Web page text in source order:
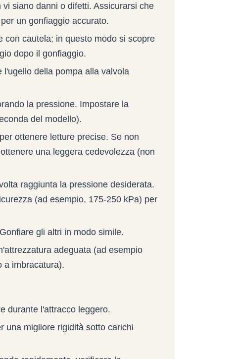
vi siano danni o difetti. Assicurarsi che
un gonfiaggio accurato.
con cautela; in questo modo si scopre
dopo il gonfiaggio.
l'ugello della pompa alla valvola
la pressione. Impostare la
del modello).
ottenere letture precise. Se non
una leggera cedevolezza (non
raggiunta la pressione desiderata.
(ad esempio, 175-250 kPa) per
Gonfiare gli altri in modo simile.
adeguata (ad esempio
a imbracatura).
durante l'attracco leggero.
una migliore rigidità sotto carichi